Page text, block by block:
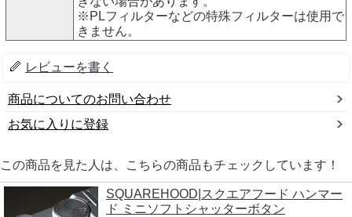
※PLフィルターなどの特殊フィルターは使用で
きません。
レビューを書く
商品についてのお問い合わせ
お気に入りに登録
この商品を見た人は、こちらの商品もチェックしています！
SQUAREHOOD|スクエアフード ハンマー
ド ミニソフトシャッターボタン